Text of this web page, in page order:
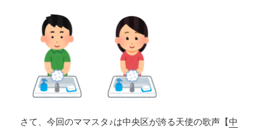
さて、今回のママスタ♪は中央区が誇る天使の歌声【中